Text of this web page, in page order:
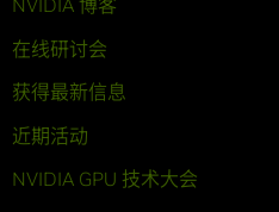
NVIDIA 博客
在线研讨会
获得最新信息
近期活动
NVIDIA GPU 技术大会